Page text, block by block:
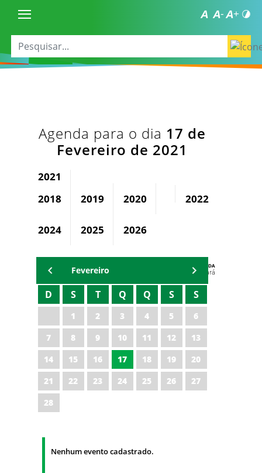
Agenda para o dia 17 de
Fevereiro de 2021
2021
2018
2019 2020 2022
2024 2025 2026
AGENDA
Polícia Militar do Ceará
Fevereiro
D S T Q Q S S
1 2 3 4 5
6
7
8 9 10 11 12
13
14
15 16 17 18 19
20
21
22 23 24 25 26
27
28
Nenhum evento cadastrado.